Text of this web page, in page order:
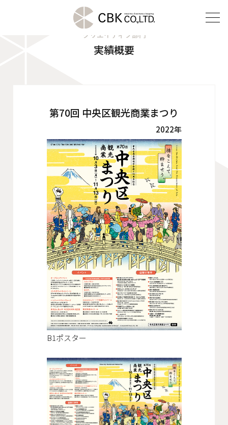
建装部門
会社案内
ご挨拶
企業理念
会社概要
沿革
役員一覧
組織図
グループ会社
アクセス
採用情報
協力会社・スタッフ募集
お問い合わせ
クリエイティブ部門
実績概要
第70回 中央区観光商業まつり
2022年
B1ポスター